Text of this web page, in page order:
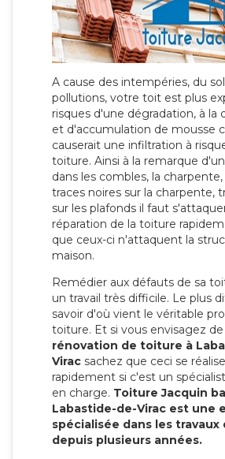
A cause des intempéries, du
pollutions, votre toit est plus
risques d'une dégradation, à la
et d'accumulation de mousse
causerait une infiltration à
toiture. Ainsi à la remarque
dans les combles, la
traces noires sur la charpente,
sur les plafonds il faut
réparation de la toiture
que ceux-ci n'attaquent la
maison.
Remédier aux défauts de sa
un travail très difficile. Le plus
savoir d'où vient le véritable
toiture. Et si vous envisagez
rénovation de toiture à
Virac sachez que ceci se
rapidement si c'est un
en charge. Toiture Jacquin
Labastide-de-Virac est une
spécialisée dans les
depuis plusieurs années.